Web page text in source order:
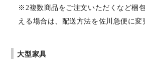
※2複数商品をご注文いただくなど梱
える場合は、配送方法を佐川急便に変
大型家具